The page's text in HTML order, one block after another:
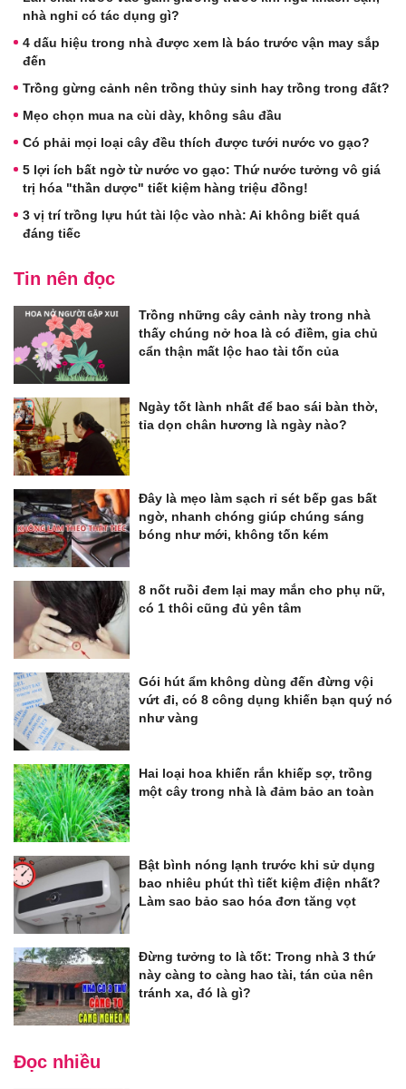
nhà nghỉ có tác dụng gì?
4 dấu hiệu trong nhà được xem là báo trước vận may sắp
đến
Trồng gừng cảnh nên trồng thủy sinh hay trồng trong đất?
Mẹo chọn mua na cùi dày, không sâu đầu
Có phải mọi loại cây đều thích được tưới nước vo gạo?
5 lợi ích bất ngờ từ nước vo gạo: Thứ nước tưởng vô giá
trị hóa "thần dược" tiết kiệm hàng triệu đồng!
3 vị trí trồng lựu hút tài lộc vào nhà: Ai không biết quá
đáng tiếc
Tin nên đọc
Trồng những cây cảnh này trong nhà
thấy chúng nở hoa là có điềm, gia chủ
cẩn thận mất lộc hao tài tốn của
Ngày tốt lành nhất để bao sái bàn thờ,
tỉa dọn chân hương là ngày nào?
Đây là mẹo làm sạch rỉ sét bếp gas bất
ngờ, nhanh chóng giúp chúng sáng
bóng như mới, không tốn kém
8 nốt ruồi đem lại may mắn cho phụ nữ,
có 1 thôi cũng đủ yên tâm
Gói hút ẩm không dùng đến đừng vội
vứt đi, có 8 công dụng khiến bạn quý nó
như vàng
Hai loại hoa khiến rắn khiếp sợ, trồng
một cây trong nhà là đảm bảo an toàn
Bật bình nóng lạnh trước khi sử dụng
bao nhiêu phút thì tiết kiệm điện nhất?
Làm sao bảo sao hóa đơn tăng vọt
Đừng tưởng to là tốt: Trong nhà 3 thứ
này càng to càng hao tài, tán của nên
tránh xa, đó là gì?
Đọc nhiều